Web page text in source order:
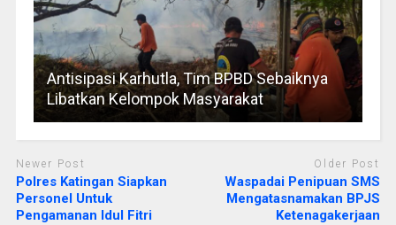
Antisipasi Karhutla, Tim BPBD Sebaiknya
Libatkan Kelompok Masyarakat
Newer Post
Polres Katingan Siapkan
Personel Untuk
Pengamanan Idul Fitri
Older Post
Waspadai Penipuan SMS
Mengatasnamakan BPJS
Ketenagakerjaan